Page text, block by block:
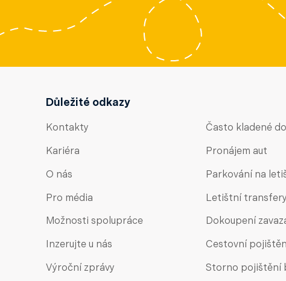
Důležité odkazy
Kontakty
Kariéra
O nás
Pro média
Možnosti spolupráce
Inzerujte u nás
Výroční zprávy
Často kladené
Pronájem aut
Parkování na
Letištní transfery
Dokoupení
Cestovní
Storno pojištění